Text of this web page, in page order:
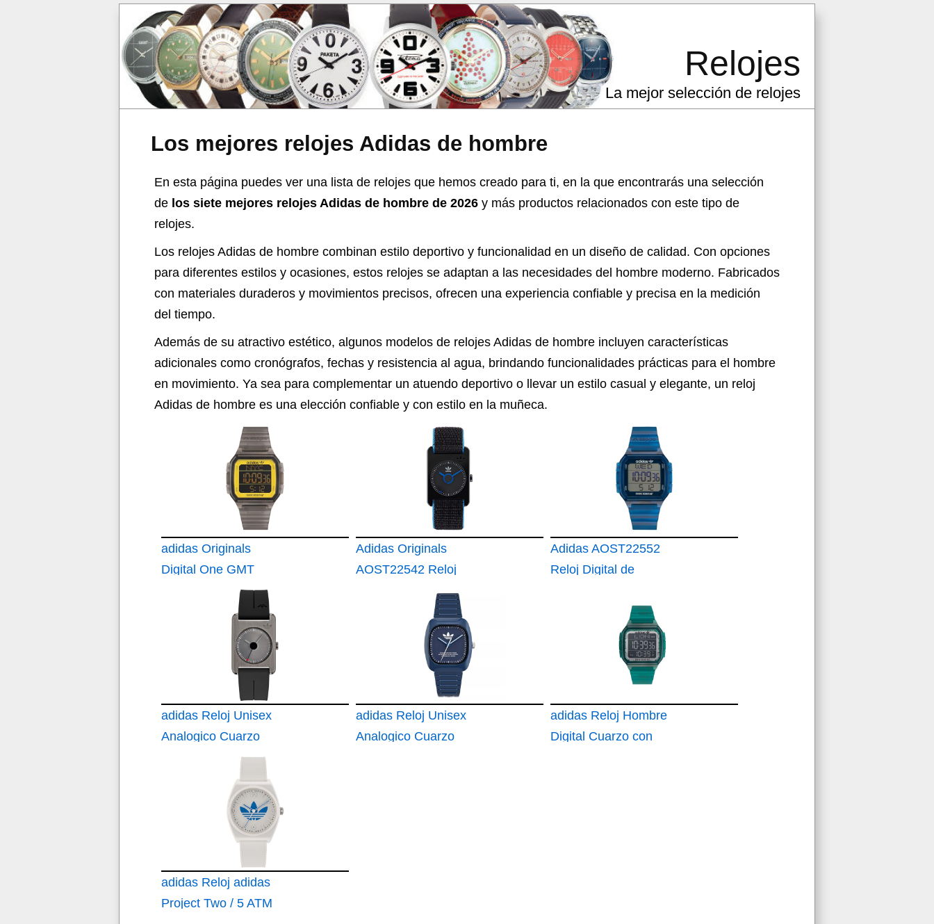
Los mejores relojes Adidas de hombre
Relojes
La mejor selección de relojes
En esta página puedes ver una lista de relojes que hemos creado para ti, en la que encontrarás una selección
de los siete mejores relojes Adidas de hombre de 2026 y más productos relacionados con este tipo de
relojes.
Los relojes Adidas de hombre combinan estilo deportivo y funcionalidad en un diseño de calidad. Con opciones
para diferentes estilos y ocasiones, estos relojes se adaptan a las necesidades del hombre moderno. Fabricados
con materiales duraderos y movimientos precisos, ofrecen una experiencia confiable y precisa en la medición
del tiempo.
Además de su atractivo estético, algunos modelos de relojes Adidas de hombre incluyen características
adicionales como cronógrafos, fechas y resistencia al agua, brindando funcionalidades prácticas para el hombre
en movimiento. Ya sea para complementar un atuendo deportivo o llevar un estilo casual y elegante, un reloj
Adidas de hombre es una elección confiable y con estilo en la muñeca.
adidas Originals
Digital One GMT
Reloj Digital Unisex
Adidas Originals
AOST22542 Reloj
Adidas AOST22552
Reloj Digital de
con Correa de Resina
adidas Reloj Unisex
Analogico Cuarzo
Silicona AOST23563
adidas Reloj Unisex
Analogico Cuarzo
adidas Reloj Hombre
Digital Cuarzo con
adidas Reloj adidas
Project Two / 5 ATM